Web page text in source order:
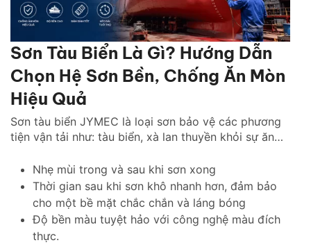
Sơn Tàu Biển Là Gì? Hướng Dẫn
Chọn Hệ Sơn Bền, Chống Ăn Mòn
Hiệu Quả
Sơn tàu biển JYMEC là loại sơn bảo vệ các phương
tiện vận tải như: tàu biển, xà lan thuyền khỏi sự ăn
Nhẹ mùi trong và sau khi sơn xong
Thời gian sau khi sơn khô nhanh hơn, đảm bảo
cho một bề mặt chắc chắn và láng bóng
Độ bền màu tuyệt hảo với công nghệ màu đích
thực.